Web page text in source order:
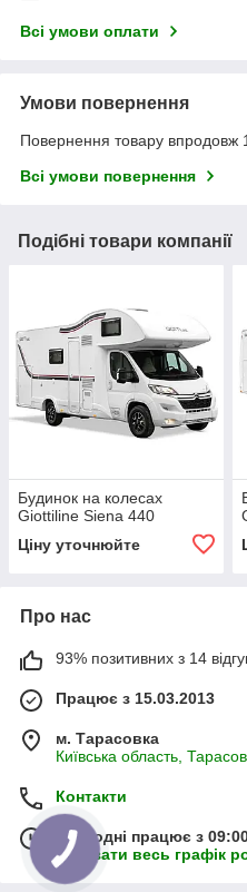
Всі умови оплати
Умови повернення
Повернення товару впродовж
Всі умови повернення
Подібні товари компанії
Будинок на колесах
Giottiline Siena 440
Ціну уточнюйте
Про нас
93% позитивних з 14
Працює з 15.03.2013
м. Тарасовка
Київська область,
Контакти
Сьогодні працює з
Показати весь графік